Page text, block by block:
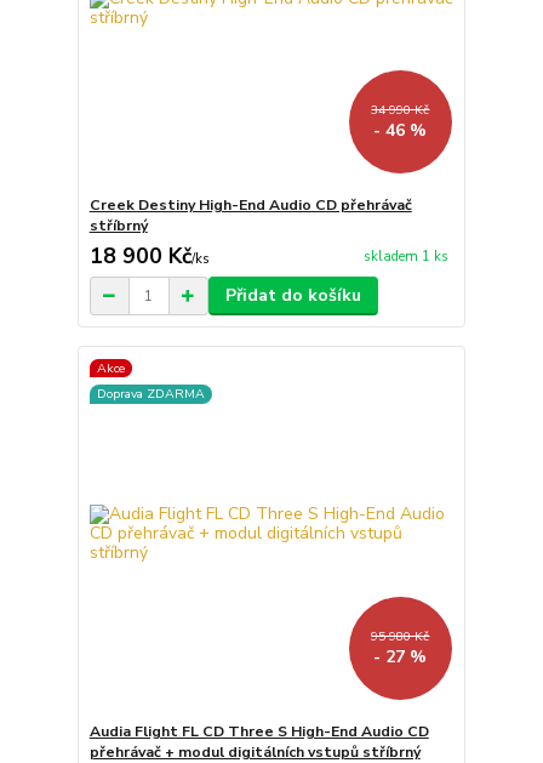
34 990 Kč
- 46 %
Creek Destiny High-End Audio CD přehrávač
stříbrný
18 900 Kč/ks skladem 1 ks
Přidat do košíku
Akce
Doprava ZDARMA
95 980 Kč
- 27 %
Audia Flight FL CD Three S High-End Audio CD
přehrávač + modul digitálních vstupů stříbrný